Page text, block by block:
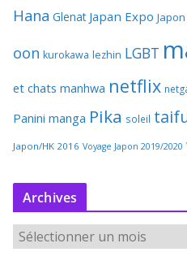
Hana Glenat Japan Expo Japon
oon kurokawa lezhin LGBT
et chats manhwa netflix
Panini manga Pika soleil
Japon/HK 2016 Voyage Japon 2019/2020
Archives
r